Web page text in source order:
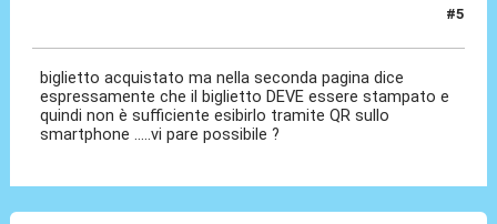
#5
biglietto acquistato ma nella seconda pagina dice
espressamente che il biglietto DEVE essere stampato e
quindi non è sufficiente esibirlo tramite QR sullo
smartphone .....vi pare possibile ?